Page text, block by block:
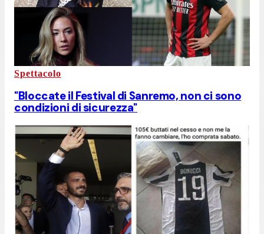
Spettacolo
"Bloccate il Festival di Sanremo, non ci sono
condizioni di sicurezza"